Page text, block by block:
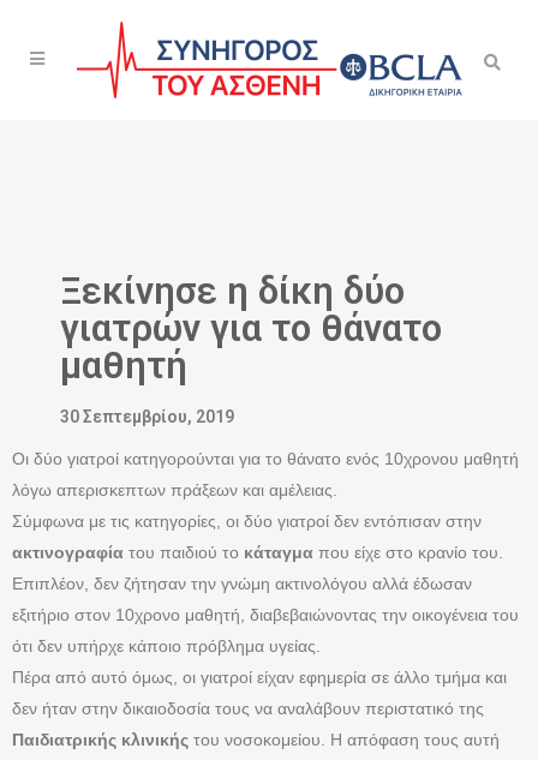
Ξεκίνησε η δίκη δύο
γιατρών για το θάνατο
μαθητή
30 Σεπτεμβρίου, 2019
Οι δύο γιατροί κατηγορούνται για το θάνατο ενός 10χρονου μαθητή
λόγω απερισκεπτων πράξεων και αμέλειας.
Σύμφωνα με τις κατηγορίες, οι δύο γιατροί δεν εντόπισαν στην
ακτινογραφία του παιδιού το κάταγμα που είχε στο κρανίο του.
Επιπλέον, δεν ζήτησαν την γνώμη ακτινολόγου αλλά έδωσαν
εξιτήριο στον 10χρονο μαθητή, διαβεβαιώνοντας την οικογένεια του
ότι δεν υπήρχε κάποιο πρόβλημα υγείας.
Πέρα από αυτό όμως, οι γιατροί είχαν εφημερία σε άλλο τμήμα και
δεν ήταν στην δικαιοδοσία τους να αναλάβουν περιστατικό της
Παιδιατρικής κλινικής του νοσοκομείου. Η απόφαση τους αυτή